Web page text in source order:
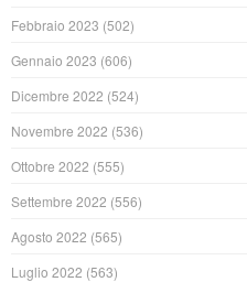
Febbraio 2023 (502)
Gennaio 2023 (606)
Dicembre 2022 (524)
Novembre 2022 (536)
Ottobre 2022 (555)
Settembre 2022 (556)
Agosto 2022 (565)
Luglio 2022 (563)